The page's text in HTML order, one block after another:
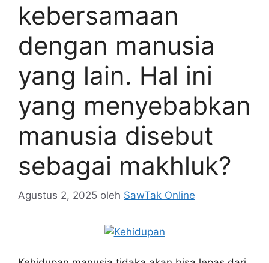
kebersamaan
dengan manusia
yang lain. Hal ini
yang menyebabkan
manusia disebut
sebagai makhluk?
Agustus 2, 2025 oleh SawTak Online